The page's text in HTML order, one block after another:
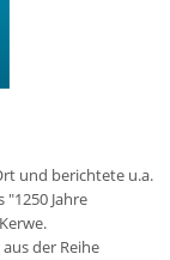
und berichtete u.a.
Jahre
der Reihe